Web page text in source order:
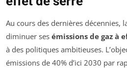
Au cours des dernières décennies,
diminuer ses émissions de gaz à
à des politiques ambitieuses.
émissions de 40% d’ici 2030 par